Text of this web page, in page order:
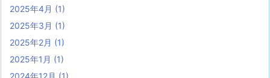
2025年4月 (1)
2025年3月 (1)
2025年2月 (1)
2025年1月 (1)